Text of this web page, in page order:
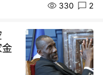
330 2